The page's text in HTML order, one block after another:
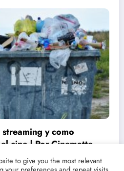
estrenos y críticas de
favoritas con Point
to give you the most relevant